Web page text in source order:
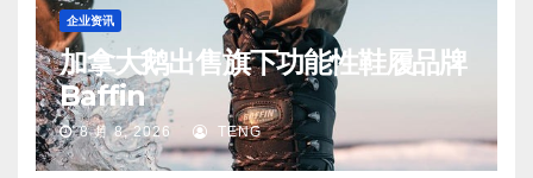
企业资讯
加拿大鹅出售旗下功能性鞋履品牌
Baffin
8 月 8, 2026 TENG